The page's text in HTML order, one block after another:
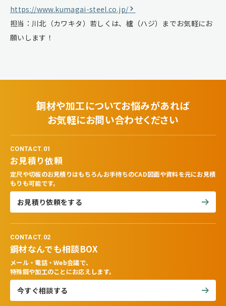
https://www.kumagai-steel.co.jp/
担当：川北（カワキタ）若しくは、櫨（ハジ）までお気軽にお
願いします！
鋼材や加工についてお悩みがあれば
お気軽にお問い合わせください
CONTACT.01
お見積り依頼
定尺や切板のお見積りはもちろんお手持ちのCAD図面や資料を元にお見積
もりも可能です。
お見積り依頼をする
CONTACT.02
鋼材なんでも相談BOX
メール・電話・Web会議で、
特殊鋼や加工のことにお応えします。
今すぐ相談する